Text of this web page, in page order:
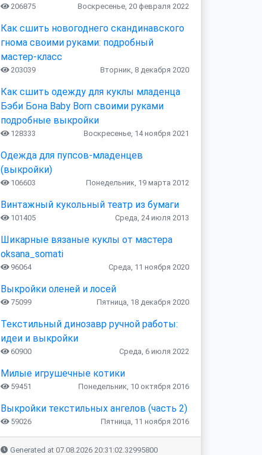
206875 Воскресенье, 20 февраля 2022
Как сшить новогоднего скандинавского
гнома своими руками: подробный
мастер-класс
203039 Вторник, 8 декабря 2020
Как сшить одежду для куклы младенца
Бэби Бона Baby Born своими руками
подробные выкройки
128333 Воскресенье, 14 ноября 2021
Одежда для пупсов-младенцев
(выкройки)
106603 Понедельник, 19 марта 2012
Винтажный кукольный театр из бумаги
101405 Среда, 24 июля 2013
Шикарные вязаные куклы от мастера
oksana_somati
96064 Среда, 11 ноября 2020
Выкройки оленей и лосей
75099 Пятница, 18 декабря 2020
Текстильный динозавр ручной работы:
идеи и выкройки
60900 Среда, 6 июля 2022
Милые игрушечные котики
59451 Понедельник, 10 октября 2016
Выкройки текстильных ангелов (часть 2)
59026 Пятница, 11 ноября 2016
Generated at 07.08.2026 20:31:02.32995800